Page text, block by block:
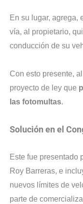
En su lugar, agrega,
vía, al propietario,
conducción de su
Con esto presente,
proyecto de ley que
las fotomultas.
Solución en el
Este fue presentado
Roy Barreras, e
nuevos límites de
parte de